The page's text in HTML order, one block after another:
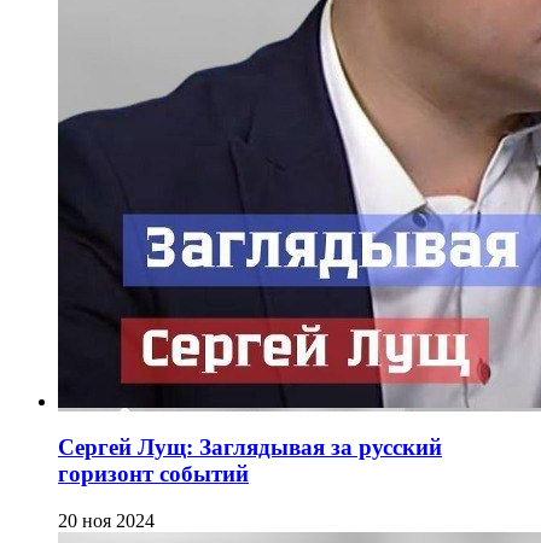
Сергей Лущ: Заглядывая за русский
горизонт событий
20 ноя 2024